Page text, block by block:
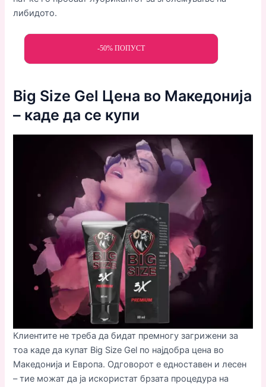
либидото.
-50% ПОПУСТ
Big Size Gel Цена во Македонија
– каде да се купи
Клиентите не треба да бидат премногу загрижени за
тоа каде да купат Big Size Gel по најдобра цена во
Македонија и Европа. Одговорот е едноставен и лесен
– тие можат да ја искористат брзата процедура на